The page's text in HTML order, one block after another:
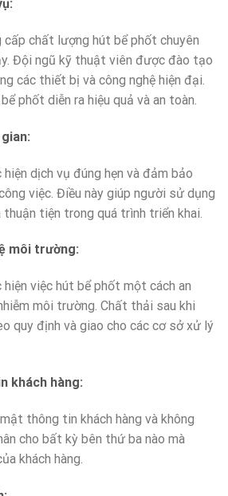
cấp chất lượng hút bể phốt chuyên
Đội ngũ kỹ thuật viên được đào tạo
các thiết bị và công nghệ hiện đại.
phốt diễn ra hiệu quả và an toàn.
dịch vụ đúng hẹn và đảm bảo
việc. Điều này giúp người sử dụng
tiện trong quá trình triển khai.
môi trường:
việc hút bể phốt một cách an
môi trường. Chất thải sau khi
quy định và giao cho các cơ sở xử lý
khách hàng:
thông tin khách hàng và không
cho bất kỳ bên thứ ba nào mà
khách hàng.